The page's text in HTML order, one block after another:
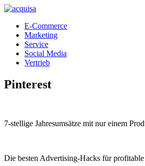
E-Commerce
Marketing
Service
Social Media
Vertrieb
Pinterest
7-stellige Jahresumsätze mit nur einem
Die besten Advertising-Hacks für